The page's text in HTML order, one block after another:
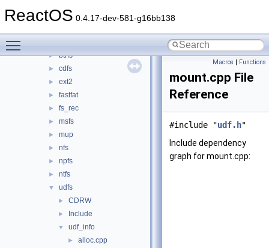
ReactOS 0.4.17-dev-581-g16bb138
► bus
► btrfs
► cdfs
► ext2
► fastfat
► fs_rec
► msfs
► mup
► nfs
► npfs
► ntfs
▼ udfs
► CDRW
► Include
▼ udf_info
► alloc.cpp
Macros | Functions
mount.cpp File
Reference
#include "udf.h"
Include dependency
graph for mount.cpp: